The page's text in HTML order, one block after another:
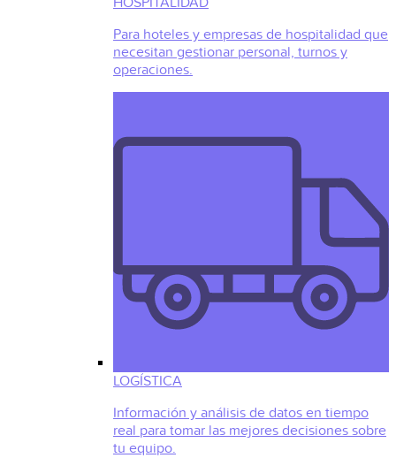
Para hoteles y empresas de hospitalidad que
necesitan gestionar personal, turnos y
operaciones.
LOGÍSTICA
Información y análisis de datos en tiempo
real para tomar las mejores decisiones sobre
tu equipo.